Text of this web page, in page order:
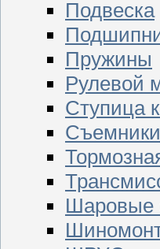
Подвеска
Пружины
Рулевой
Ступица
Съемники
Шаровые